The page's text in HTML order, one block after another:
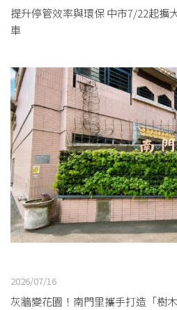
提升停管效率與環保 中市7/22起擴
車
2026/07/16
灰牆變花園！南門里攜手打造「樹